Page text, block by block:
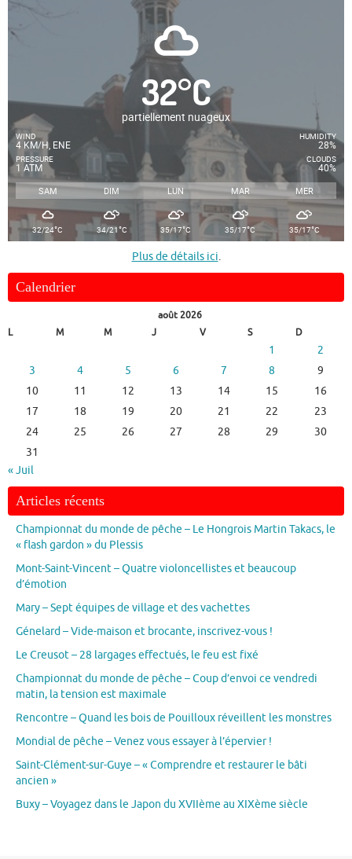
32°C
partiellement nuageux
WIND
4 KM/H, ENE
PRESSURE
1 ATM
HUMIDITY
28%
CLOUDS
40%
SAM DIM LUN MAR MER
32/24°C 34/21°C 35/17°C 35/17°C 35/17°C
Plus de détails ici.
Calendrier
août 2026
L
M M J V S D
1
2
3
4 5 6 7 8
9
10
11 12 13 14 15
16
17
18 19 20 21 22
23
24
25 26 27 28 29
30
31
« Juil
Articles récents
Championnat du monde de pêche – Le Hongrois Martin Takacs, le
« flash gardon » du Plessis
Mont-Saint-Vincent – Quatre violoncellistes et beaucoup
d’émotion
Mary – Sept équipes de village et des vachettes
Génelard – Vide-maison et brocante, inscrivez-vous !
Le Creusot – 28 largages effectués, le feu est fixé
Championnat du monde de pêche – Coup d’envoi ce vendredi
matin, la tension est maximale
Rencontre – Quand les bois de Pouilloux réveillent les monstres
Mondial de pêche – Venez vous essayer à l’épervier !
Saint-Clément-sur-Guye – « Comprendre et restaurer le bâti
ancien »
Buxy – Voyagez dans le Japon du XVIIème au XIXème siècle